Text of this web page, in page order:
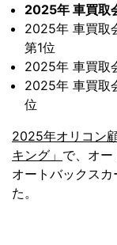
2025年 車買取
2025年 車買取
第1位
2025年 車買取
2025年 車買取
位
2025年オリコン
キング」 で、オ
オートバックス
た。